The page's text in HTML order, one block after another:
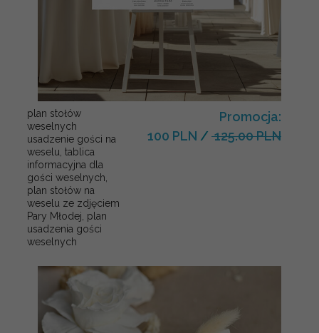
plan stołów
weselnych
usadzenie gości na
weselu, tablica
informacyjna dla
gości weselnych,
plan stołów na
weselu ze zdjęciem
Pary Młodej, plan
usadzenia gości
weselnych
Promocja:
100 PLN / 125.00 PLN